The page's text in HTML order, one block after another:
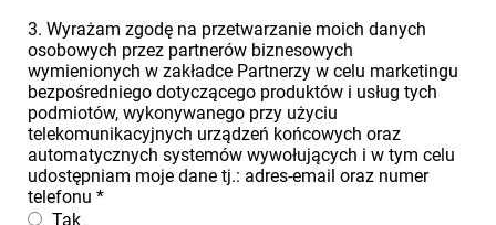
3. Wyrażam zgodę na przetwarzanie moich danych
osobowych przez partnerów biznesowych
wymienionych w zakładce Partnerzy w celu marketingu
bezpośredniego dotyczącego produktów i usług tych
podmiotów, wykonywanego przy użyciu
telekomunikacyjnych urządzeń końcowych oraz
automatycznych systemów wywołujących i w tym celu
udostępniam moje dane tj.: adres-email oraz numer
telefonu *
Tak